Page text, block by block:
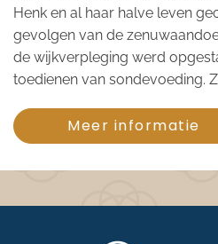
Henk en al haar halve leven
gevolgen van de
de wijkverpleging werd
toedienen van sondevoeding.
Meer informatie